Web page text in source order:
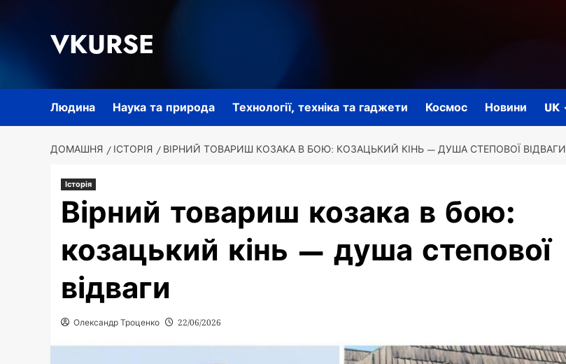
VKURSE
Людина Наука та природа Технології, техніка та гаджети Космос Новини UK
ДОМАШНЯ ІСТОРІЯ ВІРНИЙ ТОВАРИШ КОЗАКА В БОЮ: КОЗАЦЬКИЙ КІНЬ — ДУША СТЕПОВОЇ ВІДВАГИ
Історія
Вірний товариш козака в бою:
козацький кінь — душа степової
відваги
Олександр Троценко 22/06/2026